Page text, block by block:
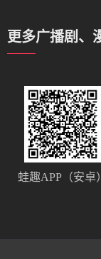
更多广播剧、
蛙趣APP（安卓）